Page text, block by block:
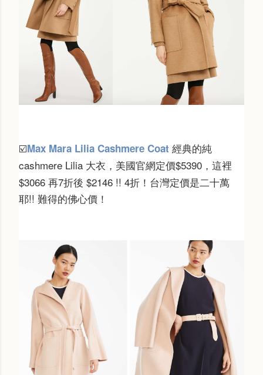
☑️Max Mara Lilia Cashmere Coat 經典的純
cashmere Lilia 大衣，美國官網定價$5390，這裡
$3066 再7折後 $2146 !! 4折！台灣定價是二十萬
耶!! 難得的佛心價！